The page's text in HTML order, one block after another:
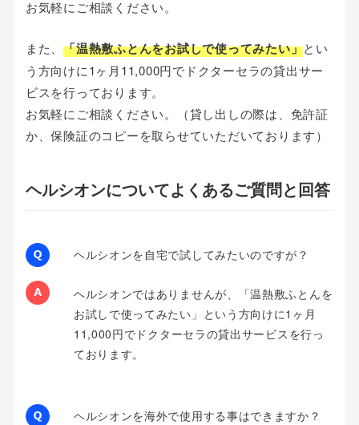
お気軽にご相談ください。
また、「温熱敷ふとんをお試しで使ってみたい」とい
う方向けに1ヶ月11,000円でドクターセラの貸出サー
ビスを行っております。
お気軽にご相談ください。（貸し出しの際は、免許証
か、保険証のコピーを取らせていただいております）
ヘルシオンについてよくあるご質問と回答
ヘルシオンを自宅で試してみたいのですが？
ヘルシオンではありませんが、「温熱敷ふとんを
お試しで使ってみたい」という方向けに1ヶ月
11,000円でドクターセラの貸出サービスを行っ
ております。
ヘルシオンを海外で使用する事はできますか？